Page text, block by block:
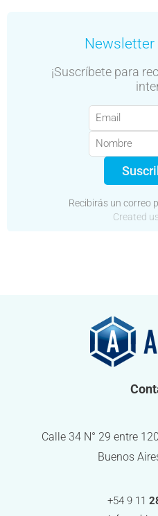
Newsletter
¡Suscríbete para
Recibirás un correo
Created
Calle 34 N° 29 entre
Buenos
+54 9 11